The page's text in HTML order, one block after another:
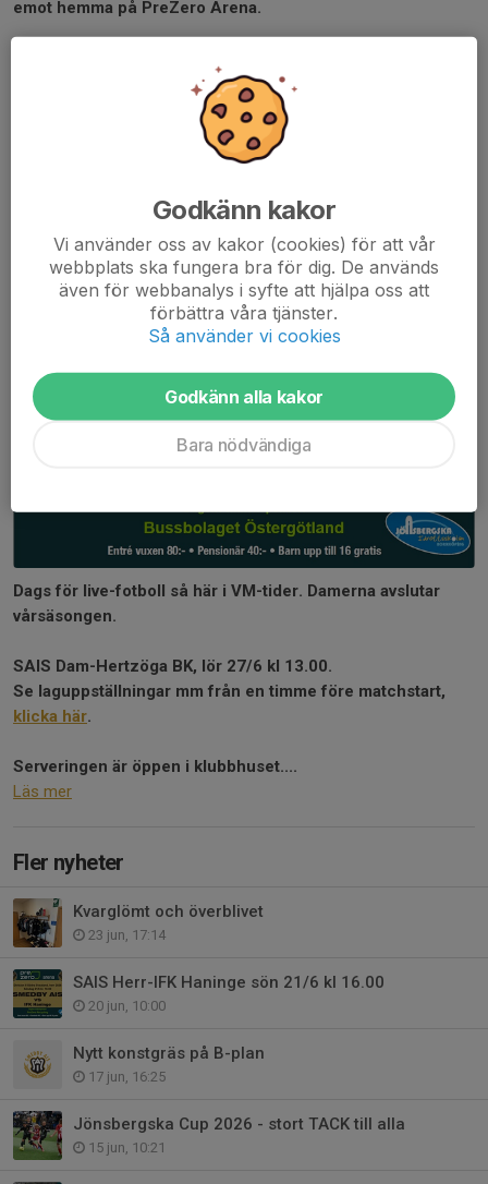
emot hemma på PreZero Arena.
SAIS Dam-Hertzöga BK, lör 27/6 kl
Dags för live-fotboll så här i VM-tider. Damerna avslutar
vårsäsongen.
SAIS Dam-Hertzöga BK, lör 27/6 kl 13.00.
Se laguppställningar mm från en timme före matchstart,
klicka här.
Serveringen är öppen i klubbhuset....
Läs mer
Fler nyheter
Kvarglömt och överblivet
23 jun, 17:14
SAIS Herr-IFK Haninge sön 21/6 kl 16.00
20 jun, 10:00
Nytt konstgräs på B-plan
17 jun, 16:25
Jönsbergska Cup 2026 - stort TACK till alla
15 jun, 10:21
Godkänn kakor
Vi använder oss av kakor (cookies) för att vår
webbplats ska fungera bra för dig. De används
även för webbanalys i syfte att hjälpa oss att
förbättra våra tjänster.
Så använder vi cookies
Godkänn alla kakor
Bara nödvändiga